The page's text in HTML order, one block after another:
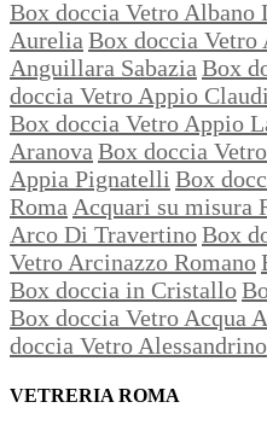
Box doccia Vetro Albano
Aurelia Box doccia Vetro
Anguillara Sabazia Box
doccia Vetro Appio
Box doccia Vetro Appio
Aranova Box doccia
Appia Pignatelli Box
Roma Acquari su misura
Arco Di TravertinoBox
Vetro Arcinazzo Romano
Box doccia in Cristallo
Box doccia Vetro Acqua
doccia Vetro Alessandrino
VETRERIA ROMA